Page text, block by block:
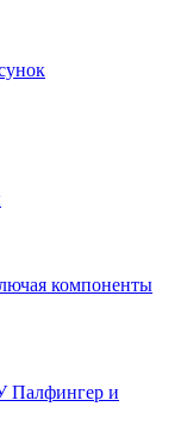
компоненты
Палфингер и